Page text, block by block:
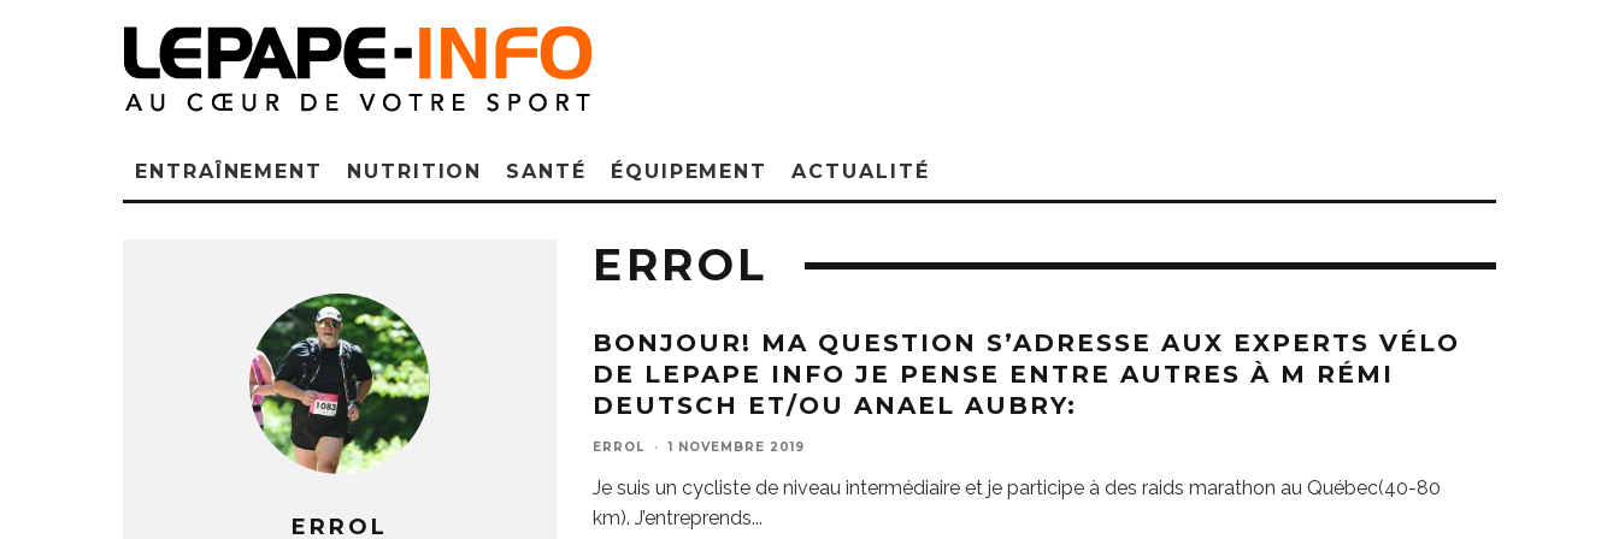
ENTRAÎNEMENT NUTRITION SANTÉ ÉQUIPEMENT ACTUALITÉ
ERROL
ERROL
BONJOUR! MA QUESTION S’ADRESSE AUX EXPERTS VÉLO
DE LEPAPE INFO JE PENSE ENTRE AUTRES À M RÉMI
DEUTSCH ET/OU ANAEL AUBRY:
ERROL · 1 NOVEMBRE 2019
Je suis un cycliste de niveau intermédiaire et je participe à des raids marathon au Québec(40-80
km). J’entreprends...